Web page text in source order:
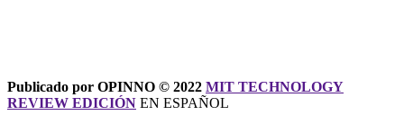
Publicado por OPINNO © 2022 MIT TECHNOLOGY
REVIEW EDICIÓN EN ESPAÑOL